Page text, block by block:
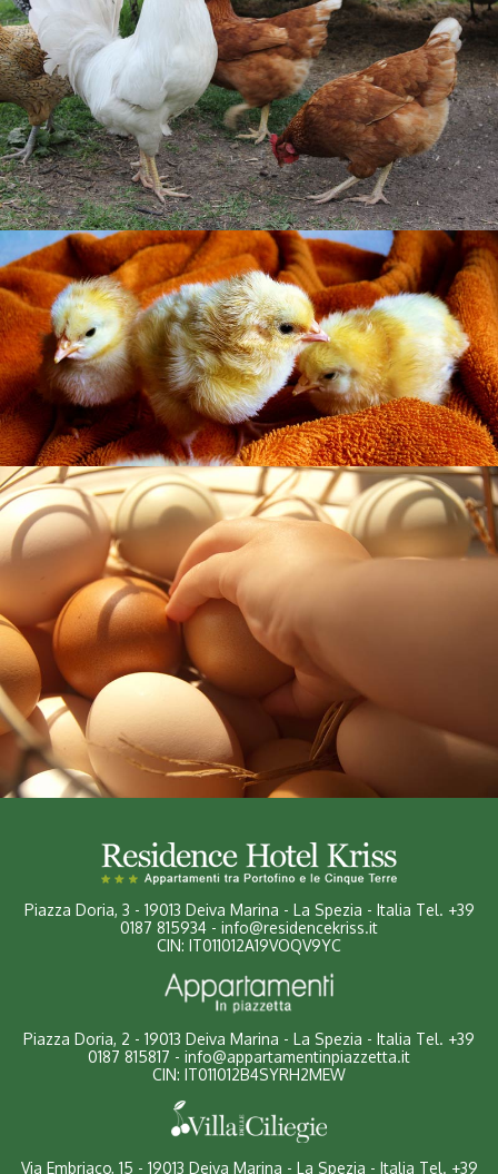
Piazza Doria, 3 - 19013 Deiva Marina - La Spezia - Italia Tel. +39
0187 815934 - info@residencekriss.it
CIN: IT011012A19VOQV9YC
Piazza Doria, 2 - 19013 Deiva Marina - La Spezia - Italia Tel. +39
0187 815817 - info@appartamentinpiazzetta.it
CIN: IT011012B4SYRH2MEW
Via Embriaco, 15 - 19013 Deiva Marina - La Spezia - Italia Tel. +39